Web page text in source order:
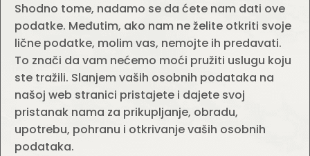
Shodno tome, nadamo se da ćete nam dati ove
podatke. Međutim, ako nam ne želite otkriti svoje
lične podatke, molim vas, nemojte ih predavati.
To znači da vam nećemo moći pružiti uslugu koju
ste tražili. Slanjem vaših osobnih podataka na
našoj web stranici pristajete i dajete svoj
pristanak nama za prikupljanje, obradu,
upotrebu, pohranu i otkrivanje vaših osobnih
podataka.